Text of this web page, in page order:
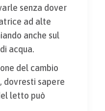
senza dover
ad alte
anche sul
acqua.
del cambio
dovresti sapere
letto può